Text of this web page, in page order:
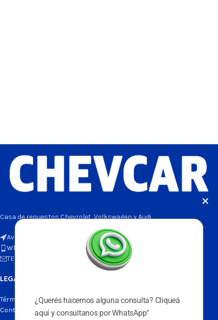
Casa de repuestos Chevrolet, Volkswagen y Audi
Av. Juan B. Justo 3300, CABA, ARGENTINA
Whatsapp: +54 9 11 6881-3300
TEL: (011) 4854-8240
LEGALES
Términos y condiciones
Contacto
¿Querés hacernos alguna consulta? Cliqueá
aquí y consultanos por WhatsApp"